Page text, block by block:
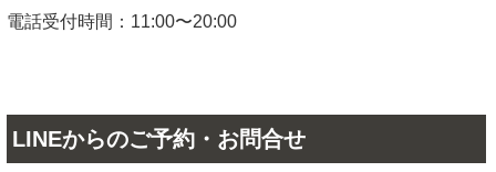
電話受付時間：11:00〜20:00
LINEからのご予約・お問合せ